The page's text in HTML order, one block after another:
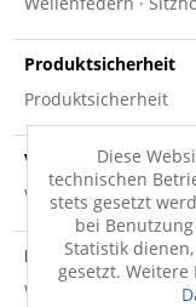
Produktsicherheit
Produktsicherheit
Versandinfo
Weitere
Hersteller
Weitere
Diese
technischen
stets gesetzt
bei
Statistik
gesetzt.